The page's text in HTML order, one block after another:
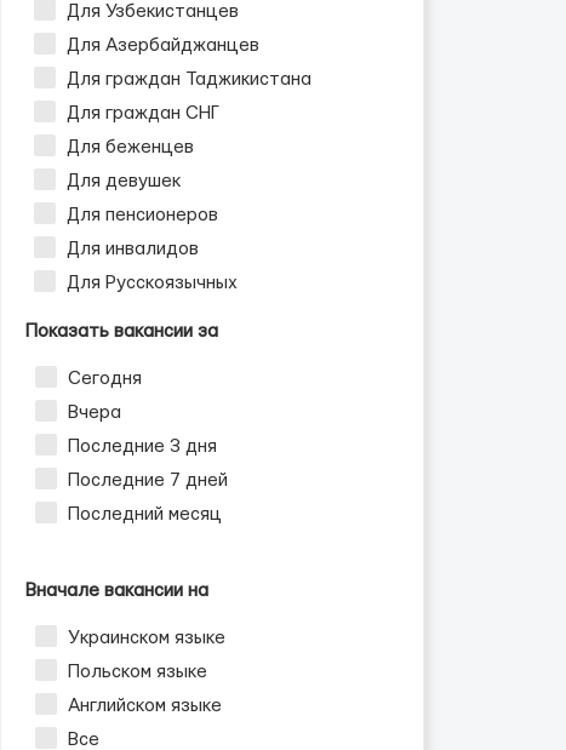
Для Узбекистанцев
Для Азербайджанцев
Для граждан Таджикистана
Для граждан СНГ
Для беженцев
Для девушек
Для пенсионеров
Для инвалидов
Для Русскоязычных
Показать вакансии за
Сегодня
Вчера
Последние 3 дня
Последние 7 дней
Последний месяц
Вначале вакансии на
Украинском языке
Польском языке
Английском языке
Все